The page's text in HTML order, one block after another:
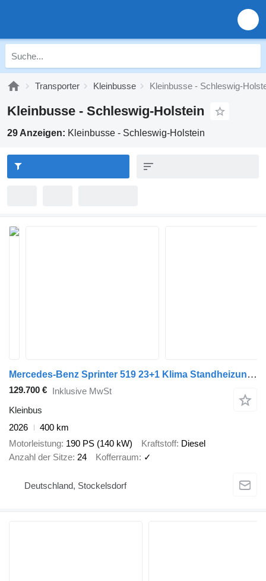
Transporter Kleinbusse Kleinbusse - Schleswig-
Kleinbusse - Schleswig-Holstein
29 Anzeigen: Kleinbusse - Schleswig-Holstein
Mercedes-Benz Sprinter 519 23+1 Klima Standheizung Ahk El. Tür
129.700 € Inklusive MwSt
Kleinbus
2026
400 km
Motorleistung 190 PS (140 kW) Kraftstoff Diesel
Anzahl der Sitze 24 Kofferraum ✓
Deutschland, Stockelsdorf